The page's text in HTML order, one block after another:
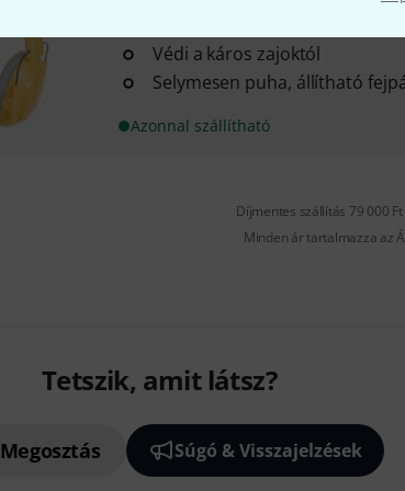
Védi a káros zajoktól
Selymesen puha, állítható
Azonnal szállítható
Díjmentes szállítás 79 000
Minden ár tartalmazza az
Tetszik, amit látsz?
Megosztás Súgó & Visszajelzések